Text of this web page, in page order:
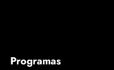
Programas